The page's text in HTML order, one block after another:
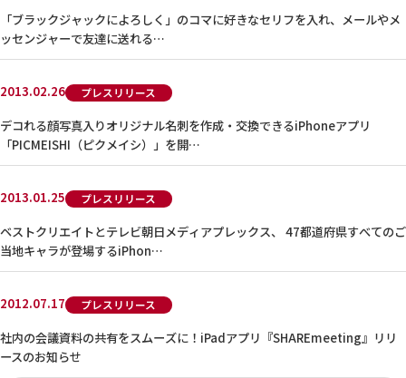
「ブラックジャックによろしく」のコマに好きなセリフを入れ、メールやメ
ッセンジャーで友達に送れる…
2013.02.26 プレスリリース
デコれる顔写真入りオリジナル名刺を作成・交換できるiPhoneアプリ
「PICMEISHI（ピクメイシ）」を開…
2013.01.25 プレスリリース
ベストクリエイトとテレビ朝日メディアプレックス、 47都道府県すべてのご
当地キャラが登場するiPhon…
2012.07.17 プレスリリース
社内の会議資料の共有をスムーズに！iPadアプリ『SHAREmeeting』リリ
ースのお知らせ